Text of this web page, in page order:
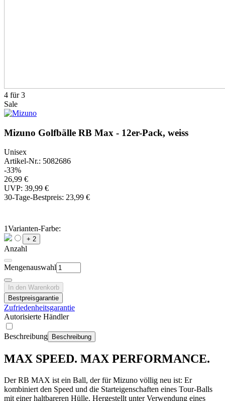
4 für 3
Sale
Mizuno Golfbälle RB Max - 12er-Pack, weiss
Unisex
Artikel-Nr.: 5082686
-33%
26,99 €
UVP: 39,99 €
30-Tage-Bestpreis: 23,99 €
1Varianten-Farbe:
+ 2
Anzahl
Mengenauswahl
In den Warenkorb
Bestpreisgarantie
Zufriedenheitsgarantie
Autorisierte Händler
Beschreibung Beschreibung
MAX SPEED. MAX PERFORMANCE.
Der RB MAX ist ein Ball, der für Mizuno völlig neu ist: Er
kombiniert den Speed und die Starteigenschaften eines Tour-Balls
mit einer haltbareren Hülle. Hergestellt unter Verwendung eines